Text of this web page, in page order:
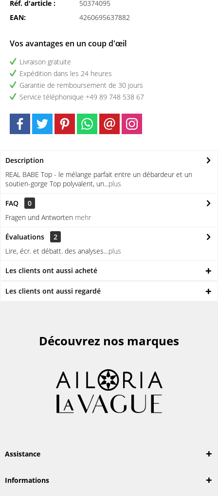
Réf. d'article :
50374095
EAN:
4260695637882
Vos avantages en un coup d'œil
Livraison gratuite
Expédition dans les 24 heures
Garantie de remboursement de 30 jours
Service téléphonique +49 89 748 538 67
Description
REAL BABE Top - le mélange parfait entre un débardeur et un
soutien-gorge Top polyvalent, un...plus
FAQ
0
Fragen und Antworten mehr
Évaluations
2
Lire, écr. et débatt. des analyses…plus
Les clients ont aussi acheté
Les clients ont aussi regardé
Découvrez nos marques
Assistance
Informations